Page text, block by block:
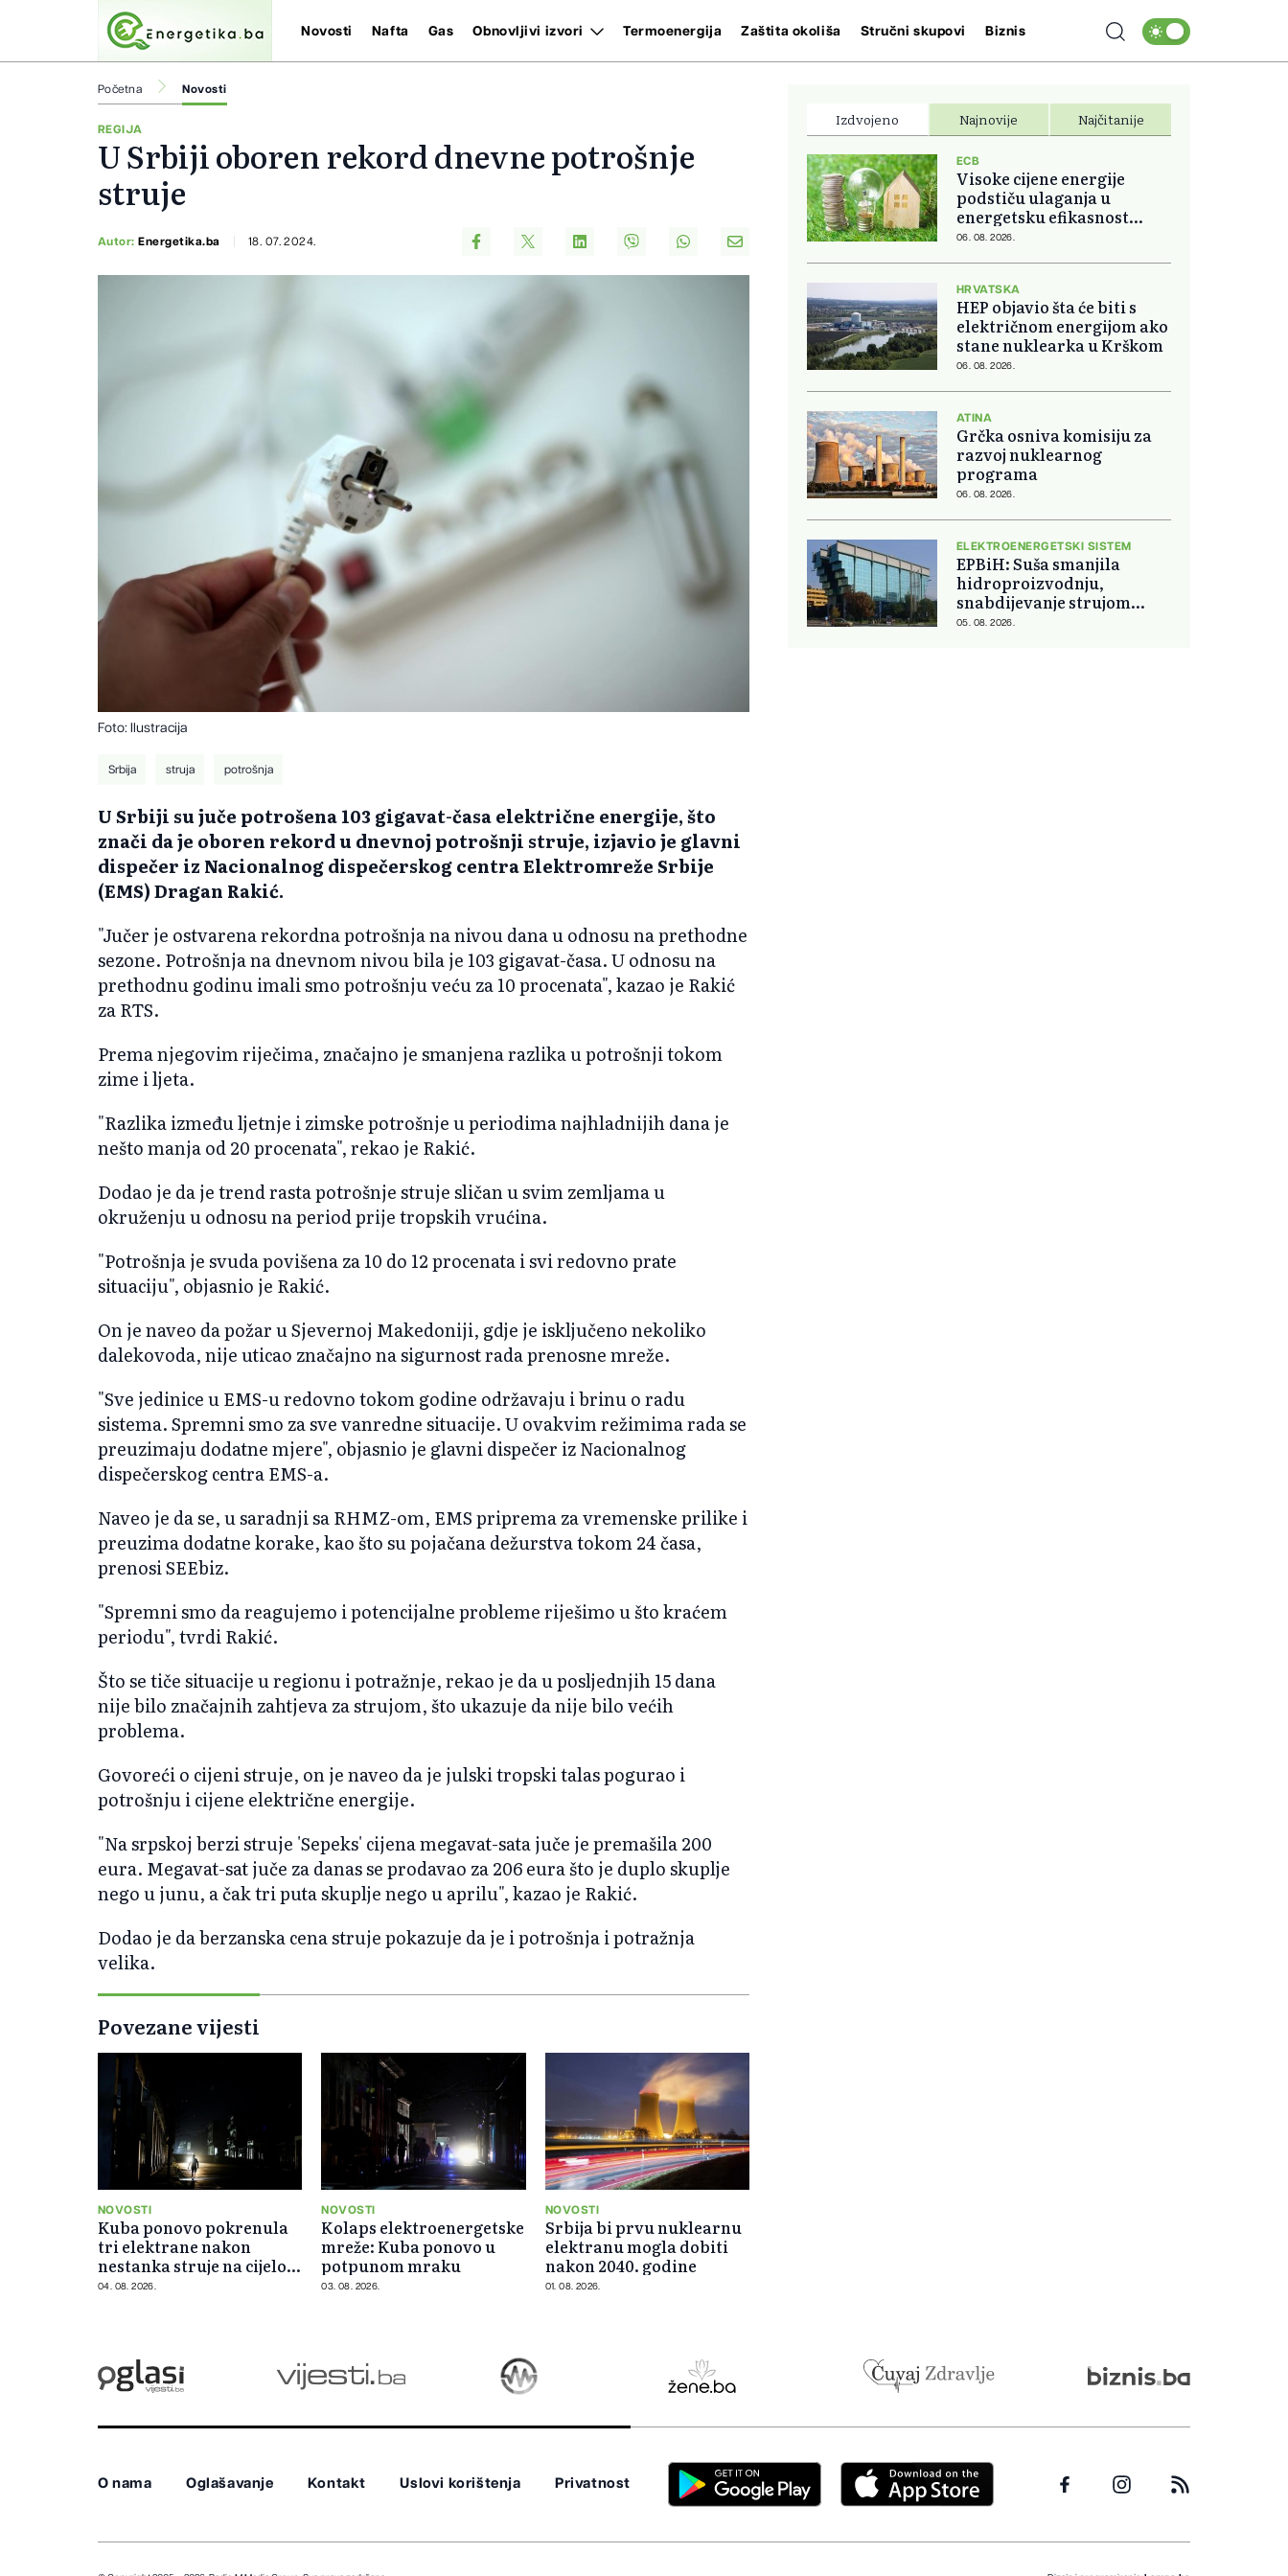
Novosti Nafta Gas Obnovljivi izvori Termoenergija Zaštita okoliša Stručni skupovi Biznis
Početna Novosti
REGIJA
U Srbiji oboren rekord dnevne potrošnje
struje
Autor:Energetika.ba 18. 07. 2024.
Foto: Ilustracija
Srbija struja potrošnja
U Srbiji su juče potrošena 103 gigavat-časa električne energije, što
znači da je oboren rekord u dnevnoj potrošnji struje, izjavio je glavni
dispečer iz Nacionalnog dispečerskog centra Elektromreže Srbije
(EMS) Dragan Rakić.
"Jučer je ostvarena rekordna potrošnja na nivou dana u odnosu na prethodne
sezone. Potrošnja na dnevnom nivou bila je 103 gigavat-časa. U odnosu na
prethodnu godinu imali smo potrošnju veću za 10 procenata", kazao je Rakić
za RTS.
Prema njegovim riječima, značajno je smanjena razlika u potrošnji tokom
zime i ljeta.
"Razlika između ljetnje i zimske potrošnje u periodima najhladnijih dana je
nešto manja od 20 procenata", rekao je Rakić.
Dodao je da je trend rasta potrošnje struje sličan u svim zemljama u
okruženju u odnosu na period prije tropskih vrućina.
"Potrošnja je svuda povišena za 10 do 12 procenata i svi redovno prate
situaciju", objasnio je Rakić.
On je naveo da požar u Sjevernoj Makedoniji, gdje je isključeno nekoliko
dalekovoda, nije uticao značajno na sigurnost rada prenosne mreže.
"Sve jedinice u EMS-u redovno tokom godine održavaju i brinu o radu
sistema. Spremni smo za sve vanredne situacije. U ovakvim režimima rada se
preuzimaju dodatne mjere", objasnio je glavni dispečer iz Nacionalnog
dispečerskog centra EMS-a.
Naveo je da se, u saradnji sa RHMZ-om, EMS priprema za vremenske prilike i
preuzima dodatne korake, kao što su pojačana dežurstva tokom 24 časa,
prenosi SEEbiz.
"Spremni smo da reagujemo i potencijalne probleme riješimo u što kraćem
periodu", tvrdi Rakić.
Što se tiče situacije u regionu i potražnje, rekao je da u posljednjih 15 dana
nije bilo značajnih zahtjeva za strujom, što ukazuje da nije bilo većih
problema.
Govoreći o cijeni struje, on je naveo da je julski tropski talas pogurao i
potrošnju i cijene električne energije.
"Na srpskoj berzi struje 'Sepeks' cijena megavat-sata juče je premašila 200
eura. Megavat-sat juče za danas se prodavao za 206 eura što je duplo skuplje
nego u junu, a čak tri puta skuplje nego u aprilu", kazao je Rakić.
Dodao je da berzanska cena struje pokazuje da je i potrošnja i potražnja
velika.
Povezane vijesti
NOVOSTI
Kuba ponovo pokrenula
tri elektrane nakon
nestanka struje na cijelom
ostrvu
04. 08. 2026.
NOVOSTI
Kolaps elektroenergetske
mreže: Kuba ponovo u
potpunom mraku
03. 08. 2026.
NOVOSTI
Srbija bi prvu nuklearnu
elektranu mogla dobiti
nakon 2040. godine
01. 08. 2026.
Izdvojeno Najnovije Najčitanije
ECB
Visoke cijene energije
podstiču ulaganja u
energetsku efikasnost
domova
06. 08. 2026.
HRVATSKA
HEP objavio šta će biti s
električnom energijom ako
stane nuklearka u Krškom
06. 08. 2026.
ATINA
Grčka osniva komisiju za
razvoj nuklearnog
programa
06. 08. 2026.
ELEKTROENERGETSKI SISTEM
EPBiH: Suša smanjila
hidroproizvodnju,
snabdijevanje strujom
ostaje stabilno
05. 08. 2026.
O nama Oglašavanje Kontakt Uslovi korištenja Privatnost